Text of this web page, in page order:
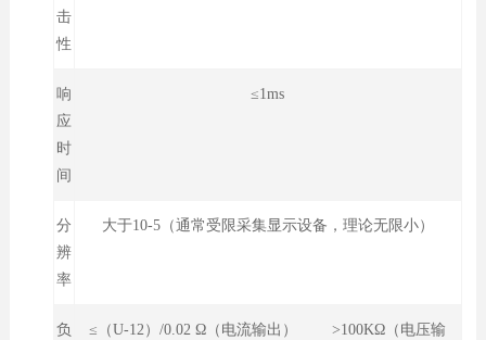
击
性
响
应
时
间
≤1ms
分
辨
率
大于10-5（通常受限采集显示设备，理论无限小）
负
≤（U-12）/0.02 Ω（电流输出） >100KΩ（电压输